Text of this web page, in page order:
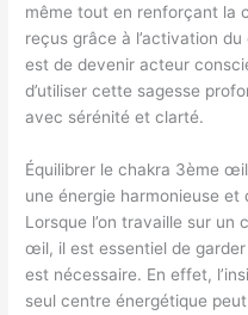
même tout en renforçant la
reçus grâce à l’activation
est de devenir acteur
d’utiliser cette sagesse
avec sérénité et clarté.
Équilibrer le chakra 3ème
une énergie harmonieuse et
Lorsque l’on travaille sur un
œil, il est essentiel de garder
est nécessaire. En effet,
seul centre énergétique